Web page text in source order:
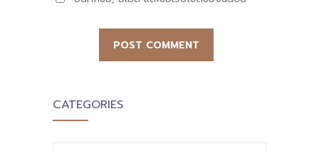
CATEGORIES